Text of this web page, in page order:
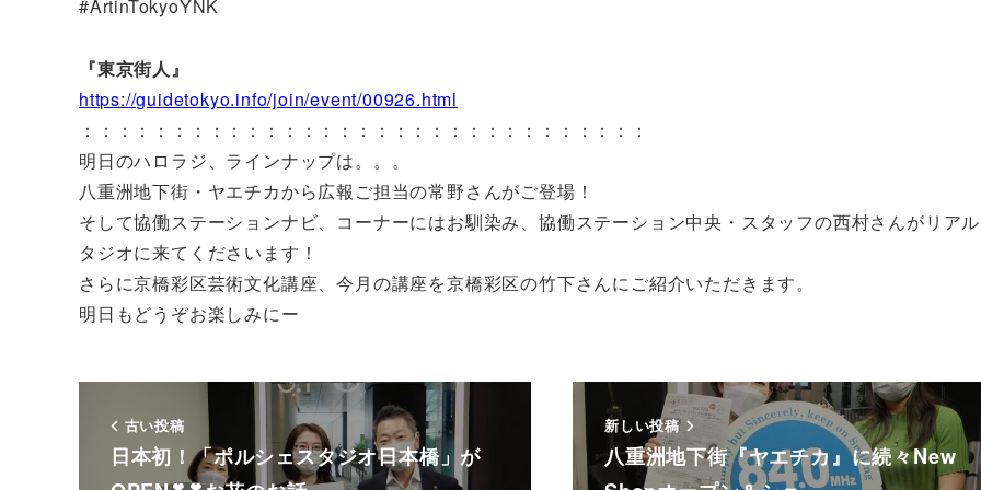
#ArtinTokyoYNK
『東京街人』
https://guidetokyo.info/join/event/00926.html
：：：：：：：：：：：：：：：：：：：：：：：：：：：：：：：
明日のハロラジ、ラインナップは。。。
八重洲地下街・ヤエチカから広報ご担当の常野さんがご登場！
そして協働ステーションナビ、コーナーにはお馴染み、協働ステーション中央・スタッフの西村さんがリア
タジオに来てくださいます！
さらに京橋彩区芸術文化講座、今月の講座を京橋彩区の竹下さんにご紹介いただきます。
明日もどうぞお楽しみにー
古い投稿
日本初！「ポルシェスタジオ日本橋」が
新しい投稿
八重洲地下街『ヤエチカ』に続々New